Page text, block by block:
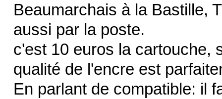
Beaumarchais à la Bastille,
aussi par la poste.
c'est 10 euros la cartouche,
qualité de l'encre est
En parlant de compatible: il